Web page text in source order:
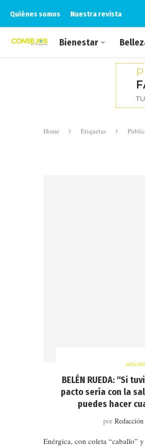
Quiénes somos Nuestra revista
Bienestar
Home Etiquetas
BELÉN RUEDA: “Si
pacto sería con la
puedes hacer
por
Enérgica, con coleta “caballo”